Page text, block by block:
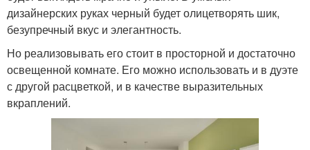
дизайнерских руках черный будет олицетворять шик,
безупречный вкус и элегантность.
Но реализовывать его стоит в просторной и достаточно
освещенной комнате. Его можно использовать и в дуэте
с другой расцветкой, и в качестве выразительных
вкраплений.